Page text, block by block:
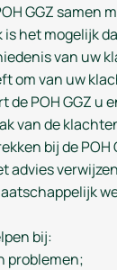
GGZ samen
is het mogelijk
van uw
om van uw
de POH GGZ u
van de
bij de POH
advies
bij:
problemen;